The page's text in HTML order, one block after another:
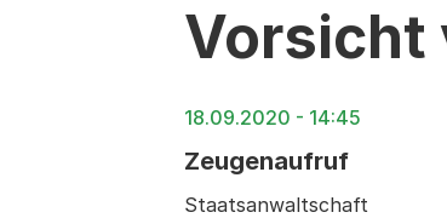
Vorsicht
18.09.2020 - 14:45
Zeugenaufruf
Staatsanwaltschaft